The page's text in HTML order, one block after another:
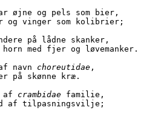
øjne og pels som bier,
og vinger som kolibrier;
på lådne skanker,
og horn med fjer og løvemanker.
navn choreutidae ,
på skønne kræ.
af crambidae familie,
af tilpasningsvilje;